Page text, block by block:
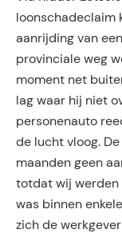
loonschadeclaim
aanrijding van
provinciale weg
moment net
lag waar hij niet
personenauto
de lucht vloog.
maanden geen
totdat wij werden
was binnen
zich de